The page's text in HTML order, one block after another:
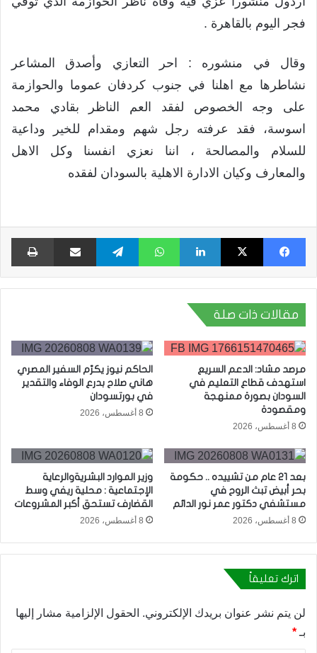
فجر اليوم بالقاهرة .
وقال في منشوره : احر التعازي وأصدق المشاعر
نشاطرها مع اهلنا في جنوب كردفان عموما والحوازمة
على وجه الخصوص لفقد العم الناظر بقادي محمد
اسوسة، فقد عرفته رجل شهم ومقدام للخير وداعية
للسلام والمصالحة ، اننا نعزي انفسنا وكل الاهل
والمعارف وكيان الادارة الاهلية بالسودان لفقده
فيسبوك X لينكدإن واتساب تيلقرام مشاركة عبر البريد
مقالات ذات صلة
مرصد مشاد: الدعم السريع
استهدف قطاع التعليم في
السودان بصورة ممنهجة
ومقصودة
8 أغسطس، 2026
الحاكم نيوز يكرّم السفير المصري
هاني صلاح بدرع الوفاء والتقدير
في بورتسودان
8 أغسطس، 2026
بعد 21 عام من تشييده .. حكومة
بحر أبيض تبث الروح في
مستشفي دكتور عمر نور الدائم
8 أغسطس، 2026
وزير الموارد البشريةوالرعاية
الإجتماعية : محلية ريفي وسط
القضارف تستحق أكبر المشروعات
8 أغسطس، 2026
اترك تعليقاً
لن يتم نشر عنوان بريدك الإلكتروني. الحقول الإلزامية مشار إليها
بـ *